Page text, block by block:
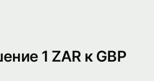
1 ZAR к GBP